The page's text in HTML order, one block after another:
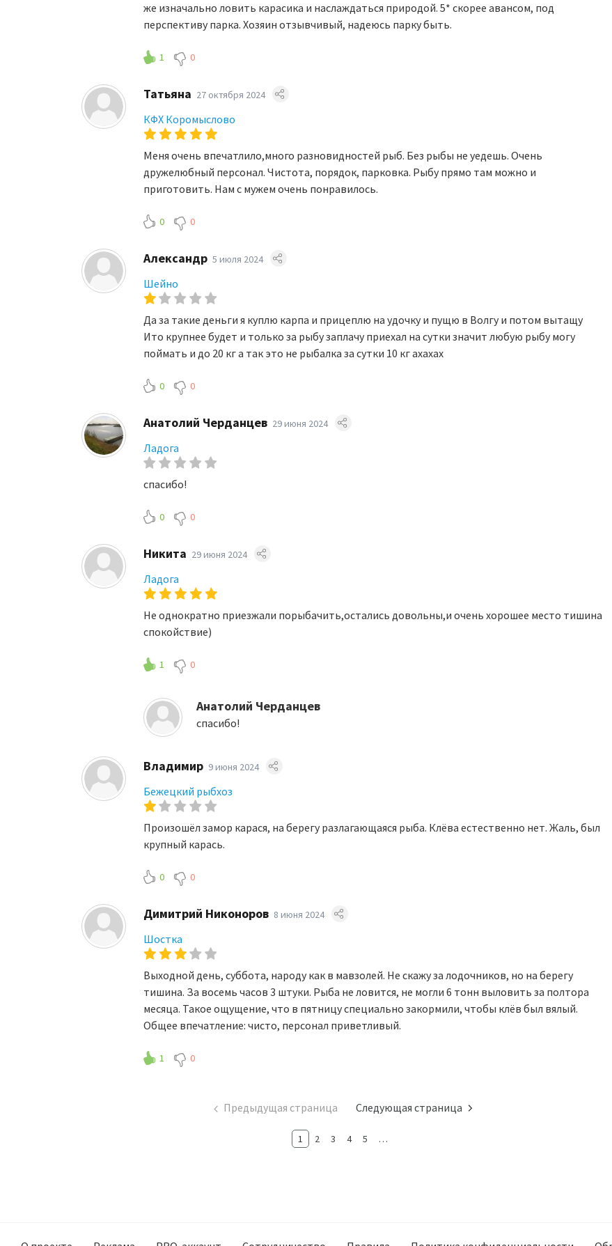
же изначально ловить карасика и наслаждаться природой. 5* скорее авансом, под
перспективу парка. Хозяин отзывчивый, надеюсь парку быть.
1 0
Татьяна 27 октября 2024
КФХ Коромыслово
Меня очень впечатлило,много разновидностей рыб. Без рыбы не уедешь. Очень
дружелюбный персонал. Чистота, порядок, парковка. Рыбу прямо там можно и
приготовить. Нам с мужем очень понравилось.
0 0
Александр 5 июля 2024
Шейно
Да за такие деньги я куплю карпа и прицеплю на удочку и пущю в Волгу и потом вытащу
Ито крупнее будет и только за рыбу заплачу приехал на сутки значит любую рыбу могу
поймать и до 20 кг а так это не рыбалка за сутки 10 кг ахахах
0 0
Анатолий Черданцев 29 июня 2024
Ладога
спасибо!
0 0
Никита 29 июня 2024
Ладога
Не однократно приезжали порыбачить,остались довольны,и очень хорошее место тишина
спокойствие)
1 0
Анатолий Черданцев
спасибо!
Владимир 9 июня 2024
Бежецкий рыбхоз
Произошёл замор карася, на берегу разлагающаяся рыба. Клёва естественно нет. Жаль, был
крупный карась.
0 0
Димитрий Никоноров 8 июня 2024
Шостка
Выходной день, суббота, народу как в мавзолей. Не скажу за лодочников, но на берегу
тишина. За восемь часов 3 штуки. Рыба не ловится, не могли 6 тонн выловить за полтора
месяца. Такое ощущение, что в пятницу специально закормили, чтобы клёв был вялый.
Общее впечатление: чисто, персонал приветливый.
1 0
Предыдущая страница Следующая страница
1 2 3 4 5 …